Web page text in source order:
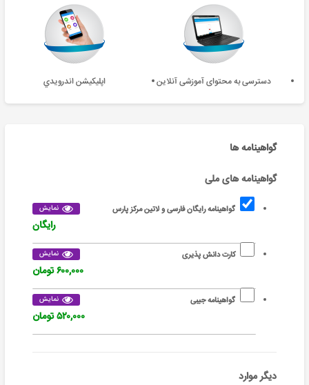
دسترسی به محتوای آموزشی آنلاین اپليکيشن اندرويدي
گواهینامه ها
گواهینامه های ملی
گواهینامه رایگان فارسی و لاتین مرکز پارس نمایش
رایگان
کارت دانش پذیری نمایش
۶۰۰,۰۰۰ تومان
گواهینامه جیبی نمایش
۵۲۰,۰۰۰ تومان
دیگر موارد